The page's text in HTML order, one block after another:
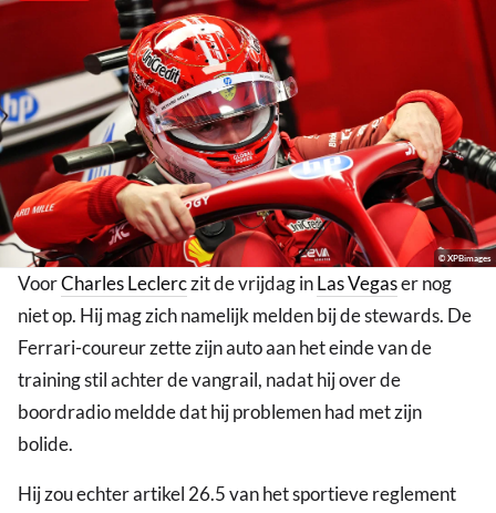
© XPBimages
VoorCharles Leclerczit de vrijdag inLas Vegaser nog
niet op. Hij mag zich namelijk melden bij de stewards. De
Ferrari-coureur zette zijn auto aan het einde van de
training stil achter de vangrail, nadat hij over de
boordradio meldde dat hij problemen had met zijn
bolide.
Hij zou echter artikel 26.5 van het sportieve reglement